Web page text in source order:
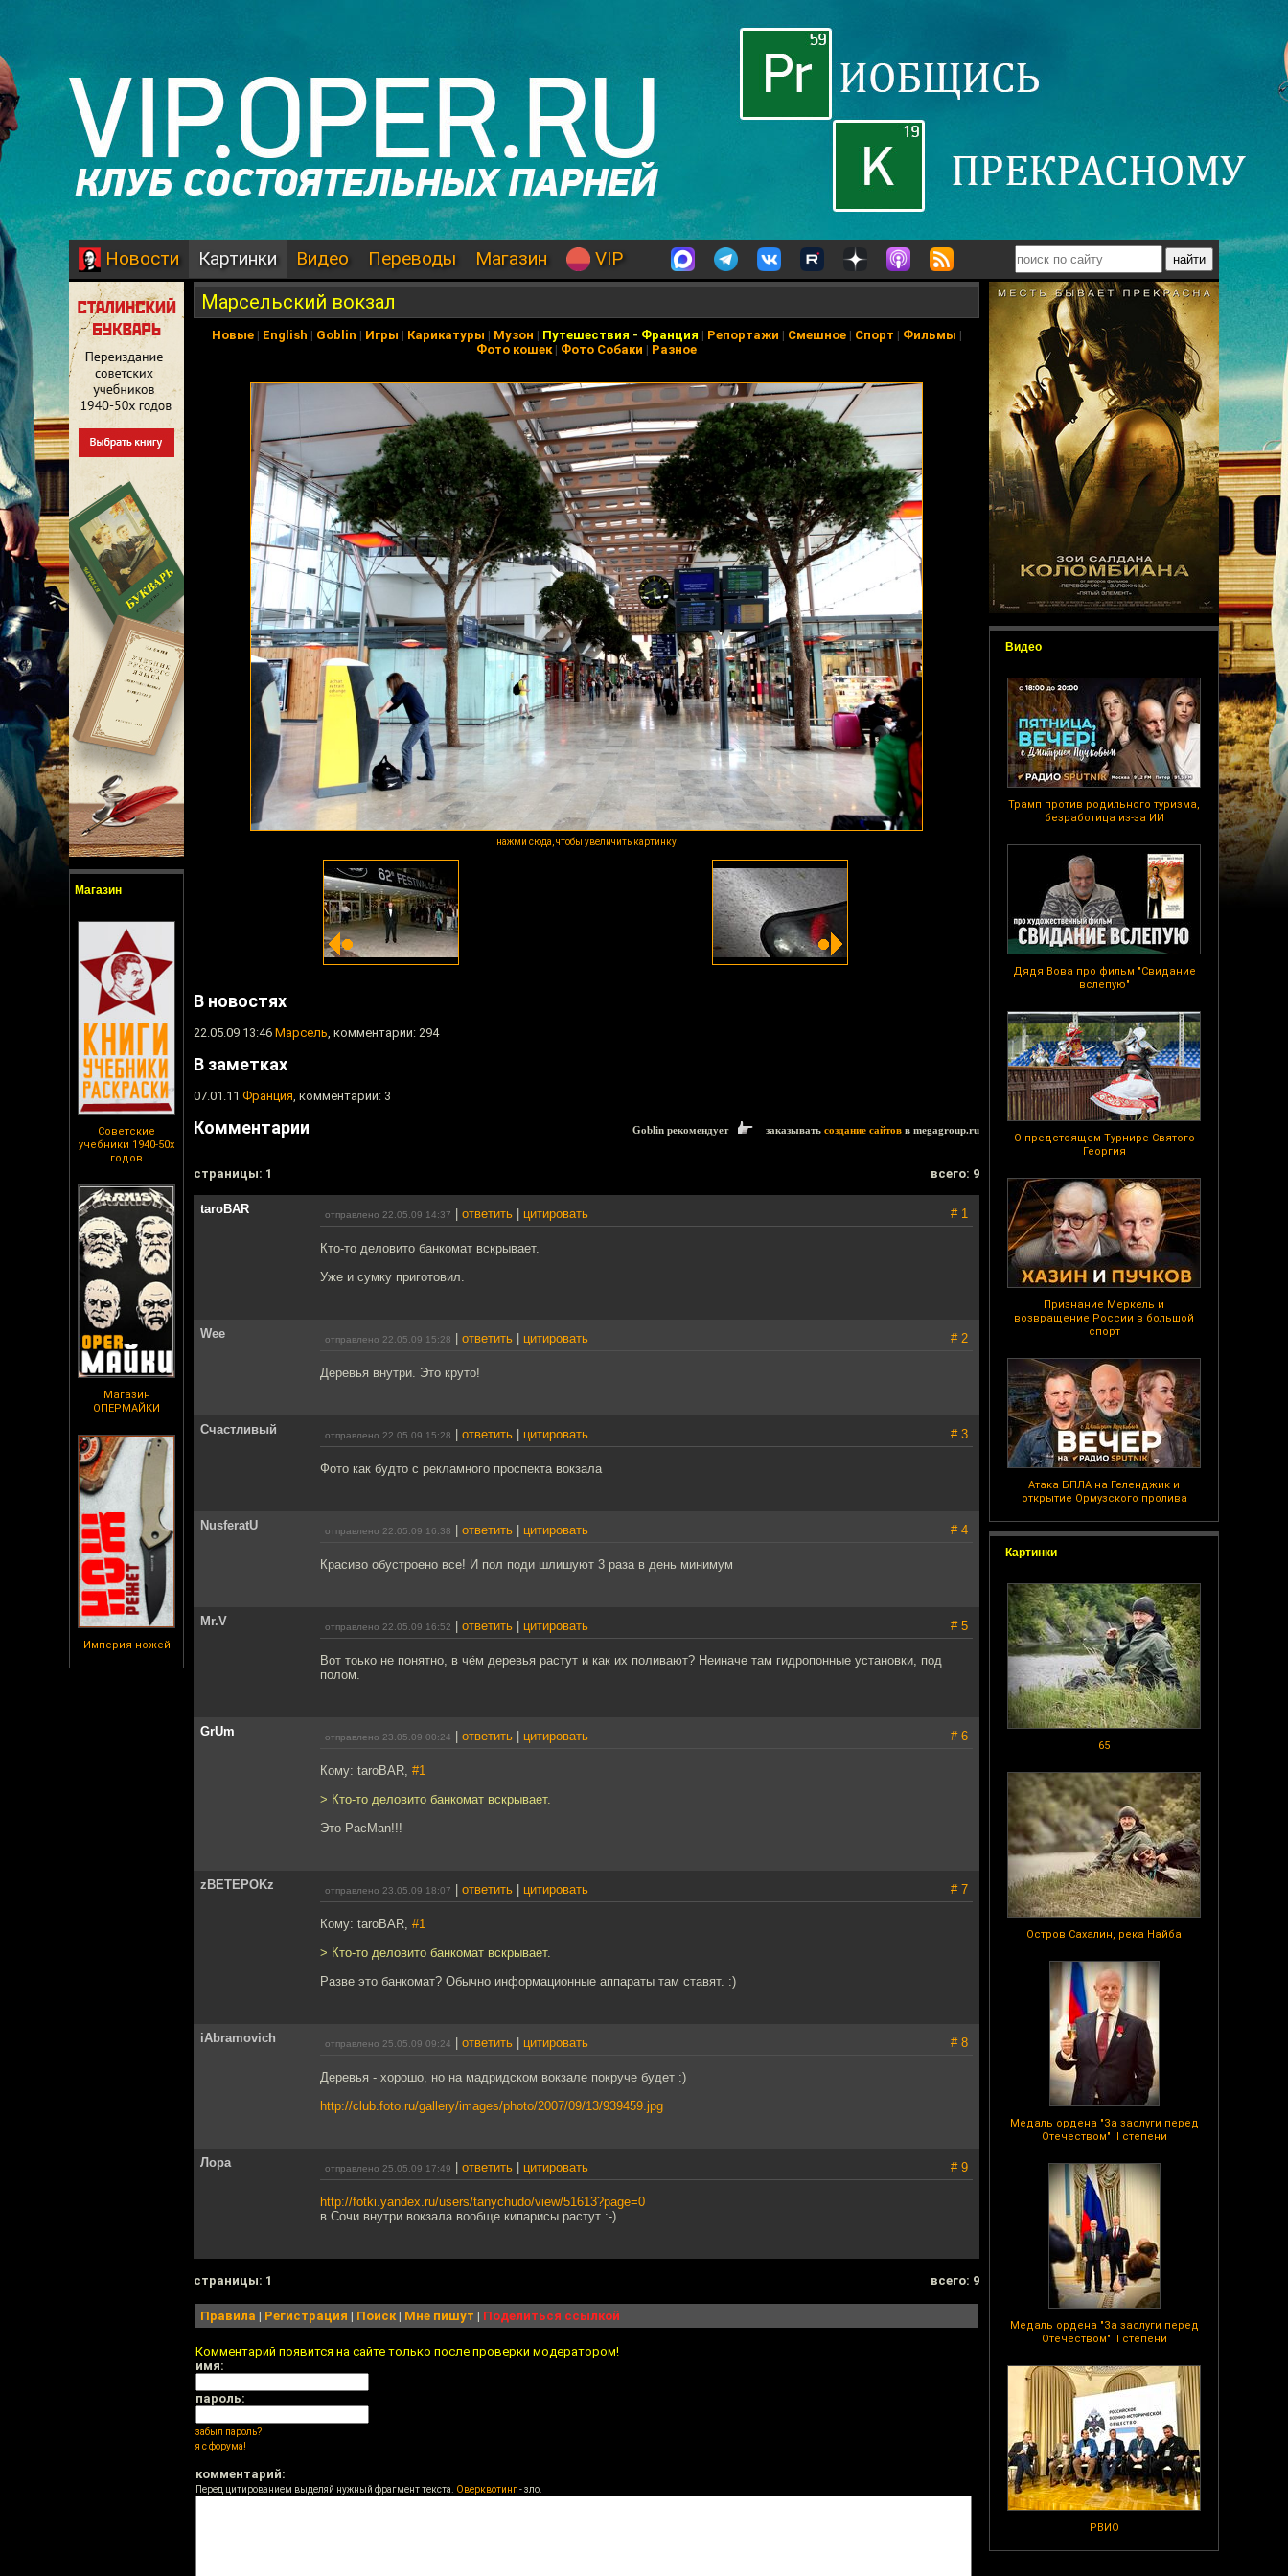
Новости Картинки Видео Переводы Магазин VIP
Магазин
Советские
учебники 1940-50х
годов
Магазин
ОПЕРМАЙКИ
Империя ножей
Видео
Трамп против родильного туризма,
безработица из-за ИИ
Дядя Вова про фильм "Свидание
вслепую"
О предстоящем Турнире Святого
Георгия
Признание Меркель и
возвращение России в большой
спорт
Атака БПЛА на Геленджик и
открытие Ормузского пролива
Картинки
65
Остров Сахалин, река Найба
Медаль ордена "За заслуги перед
Отечеством" II степени
Медаль ордена "За заслуги перед
Отечеством" II степени
РВИО
Марсельский вокзал
Новые| English | Goblin | Игры | Карикатуры | Музон | Путешествия - Франция | Репортажи | Смешное| Спорт | Фильмы |
Фото кошек| Фото Собаки | Разное
нажми сюда, чтобы увеличить картинку
В новостях
22.05.09 13:46 Марсель, комментарии: 294
В заметках
07.01.11 Франция, комментарии: 3
Комментарии Goblin рекомендует заказывать создание сайтов в megagroup.ru
cтраницы: 1 всего: 9
taroBAR отправлено 22.05.09 14:37 ответить цитировать # 1
Кто-то деловито банкомат вскрывает.
Уже и сумку приготовил.
Wee отправлено 22.05.09 15:28 ответить цитировать # 2
Деревья внутри. Это круто!
Счастливый отправлено 22.05.09 15:28 ответить цитировать # 3
Фото как будто с рекламного проспекта вокзала
NusferatU отправлено 22.05.09 16:38 ответить цитировать # 4
Красиво обустроено все! И пол поди шлишуют 3 раза в день минимум
Mr.V отправлено 22.05.09 16:52 ответить цитировать # 5
Вот тоько не понятно, в чём деревья растут и как их поливают? Неиначе там гидропонные установки, под
полом.
GrUm отправлено 23.05.09 00:24 ответить цитировать # 6
Кому: taroBAR, #1
> Кто-то деловито банкомат вскрывает.
Это PacMan!!!
zBETEPOKz отправлено 23.05.09 18:07 ответить цитировать # 7
Кому: taroBAR, #1
> Кто-то деловито банкомат вскрывает.
Разве это банкомат? Обычно информационные аппараты там ставят. :)
iAbramovich отправлено 25.05.09 09:24 ответить цитировать # 8
Деревья - хорошо, но на мадридском вокзале покруче будет :)
http://club.foto.ru/gallery/images/photo/2007/09/13/939459.jpg
Лора отправлено 25.05.09 17:49 ответить цитировать # 9
http://fotki.yandex.ru/users/tanychudo/view/51613?page=0
в Сочи внутри вокзала вообще кипарисы растут :-)
cтраницы: 1 всего: 9
Правила | Регистрация | Поиск| Мне пишут | Поделиться ссылкой
Комментарий появится на сайте только после проверки модератором!
имя:
пароль:
забыл пароль?
я с форума!
комментарий:
Перед цитированием выделяй нужный фрагмент текста. Оверквотинг- зло.